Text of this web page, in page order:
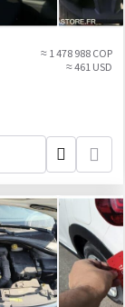
≈ 1 478 988 COP
≈ 461 USD